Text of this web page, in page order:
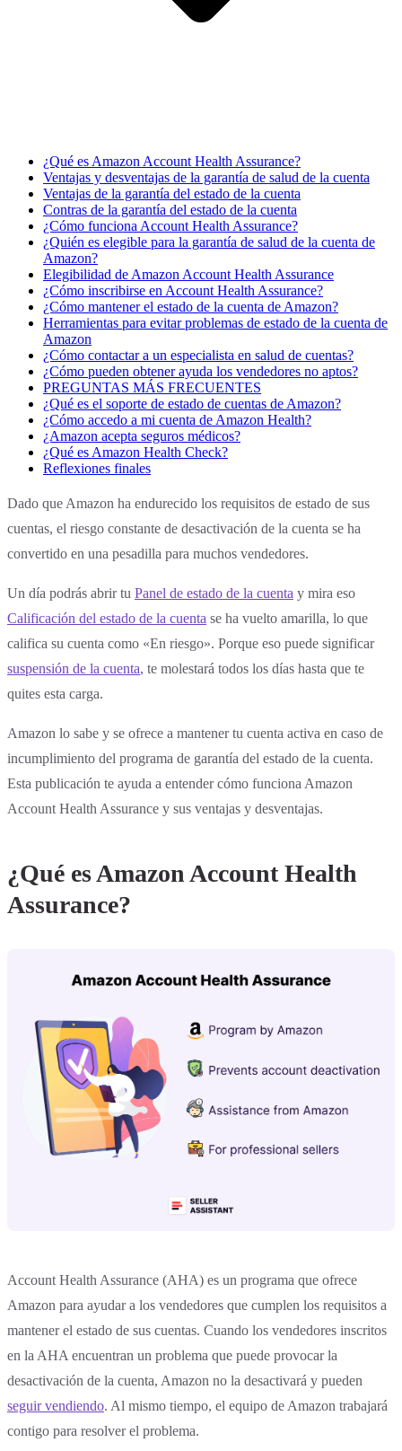
¿Qué es Amazon Account Health Assurance?
Ventajas y desventajas de la garantía de salud de la cuenta
Ventajas de la garantía del estado de la cuenta
Contras de la garantía del estado de la cuenta
¿Cómo funciona Account Health Assurance?
¿Quién es elegible para la garantía de salud de la cuenta de
Amazon?
Elegibilidad de Amazon Account Health Assurance
¿Cómo inscribirse en Account Health Assurance?
¿Cómo mantener el estado de la cuenta de Amazon?
Herramientas para evitar problemas de estado de la cuenta de
Amazon
¿Cómo contactar a un especialista en salud de cuentas?
¿Cómo pueden obtener ayuda los vendedores no aptos?
PREGUNTAS MÁS FRECUENTES
¿Qué es el soporte de estado de cuentas de Amazon?
¿Cómo accedo a mi cuenta de Amazon Health?
¿Amazon acepta seguros médicos?
¿Qué es Amazon Health Check?
Reflexiones finales
Dado que Amazon ha endurecido los requisitos de estado de sus
cuentas, el riesgo constante de desactivación de la cuenta se ha
convertido en una pesadilla para muchos vendedores.
Un día podrás abrir tu Panel de estado de la cuenta y mira eso
Calificación del estado de la cuenta se ha vuelto amarilla, lo que
califica su cuenta como «En riesgo». Porque eso puede significar
suspensión de la cuenta, te molestará todos los días hasta que te
quites esta carga.
Amazon lo sabe y se ofrece a mantener tu cuenta activa en caso de
incumplimiento del programa de garantía del estado de la cuenta.
Esta publicación te ayuda a entender cómo funciona Amazon
Account Health Assurance y sus ventajas y desventajas.
¿Qué es Amazon Account Health
Assurance?
Account Health Assurance (AHA) es un programa que ofrece
Amazon para ayudar a los vendedores que cumplen los requisitos a
mantener el estado de sus cuentas. Cuando los vendedores inscritos
en la AHA encuentran un problema que puede provocar la
desactivación de la cuenta, Amazon no la desactivará y pueden
seguir vendiendo. Al mismo tiempo, el equipo de Amazon trabajará
contigo para resolver el problema.